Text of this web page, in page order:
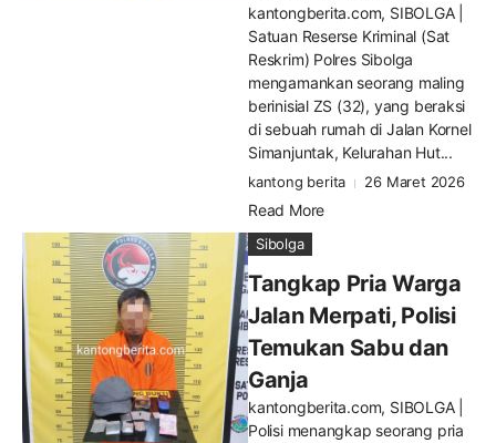
kantongberita.com, SIBOLGA |
Satuan Reserse Kriminal (Sat
Reskrim) Polres Sibolga
mengamankan seorang maling
berinisial ZS (32), yang beraksi
di sebuah rumah di Jalan Kornel
Simanjuntak, Kelurahan Hut...
kantong berita 26 Maret 2026
Read More
Sibolga
Tangkap Pria Warga
Jalan Merpati, Polisi
Temukan Sabu dan
Ganja
kantongberita.com, SIBOLGA |
Polisi menangkap seorang pria